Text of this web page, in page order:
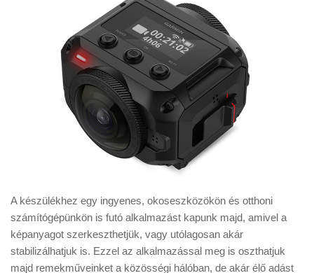
A készülékhez egy ingyenes, okoseszközökön és otthoni
számítógépünkön is futó alkalmazást kapunk majd, amivel a
képanyagot szerkeszthetjük, vagy utólagosan akár
stabilizálhatjuk is. Ezzel az alkalmazással meg is oszthatjuk
majd remekműveinket a közösségi hálóban, de akár élő adást